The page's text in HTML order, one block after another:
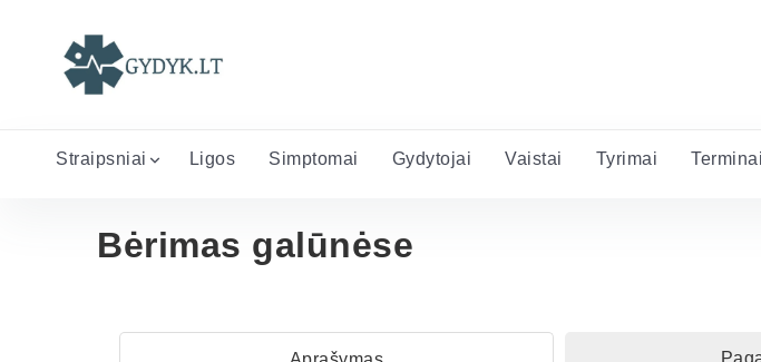
Straipsniai Ligos Simptomai Gydytojai Vaistai Tyrimai Terminai
Bėrimas galūnėse